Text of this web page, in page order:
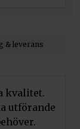
& leverans
kvalitet.
utförande